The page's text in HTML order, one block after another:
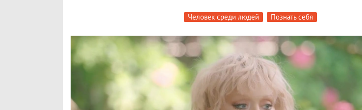
Человек среди людей Познать себя